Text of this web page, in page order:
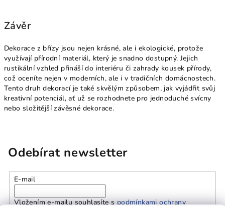
Závěr
Dekorace z břízy jsou nejen krásné, ale i ekologické, protože
využívají přírodní materiál, který je snadno dostupný. Jejich
rustikální vzhled přináší do interiéru či zahrady kousek přírody,
což oceníte nejen v moderních, ale i v tradičních domácnostech.
Tento druh dekorací je také skvělým způsobem, jak vyjádřit svůj
kreativní potenciál, ať už se rozhodnete pro jednoduché svícny
nebo složitější závěsné dekorace.
Odebírat newsletter
E-mail
Vložením e-mailu souhlasíte spodmínkami ochrany